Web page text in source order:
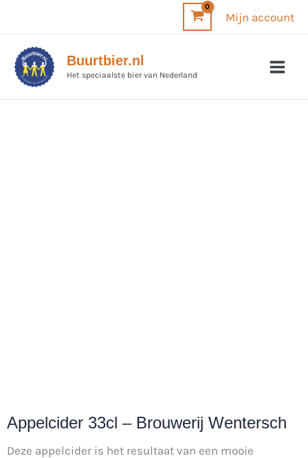
inhoud
Mijn account
Buurtbier.nl
Het speciaalste bier van Nederland
Appelcider 33cl – Brouwerij Wentersch
Deze appelcider is het resultaat van een mooie